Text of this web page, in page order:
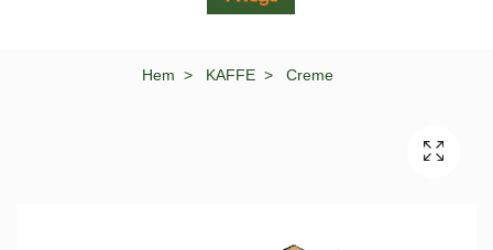
Hem KAFFE Creme